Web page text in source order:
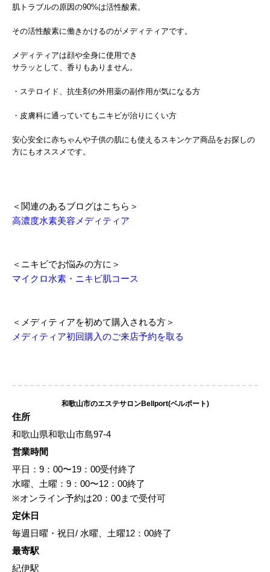
肌トラブルの原因の90%は活性酸素。
その活性酸素に働きかけるのがメディティアです。
メディティアは顔や全身に使用でき
サラッとして、香りもありません。
・ステロイド、抗生剤の外用薬の副作用が気になる方
・皮膚科に通っていてもニキビが治りにくい方
安心安全に赤ちゃんや子供の肌にも使えるスキンケア商品をお探しの
方にもオススメです。
＜関連のあるブログはこちら＞
高濃度水素美容メディティア
＜ニキビでお悩みの方に＞
マイクロ水素・ニキビ肌コース
＜メディティアを初めて購入される方＞
メディティア初回購入のご来店予約を取る
和歌山市のエステサロンBellport(ベルポート)
住所
和歌山県和歌山市島97-4
営業時間
平日：9：00〜19：00受付終了
水曜、土曜：9：00〜12：00終了
※オンライン予約は20：00まで受付可
定休日
毎週日曜・祝日/ 水曜、土曜12：00終了
最寄駅
紀伊駅